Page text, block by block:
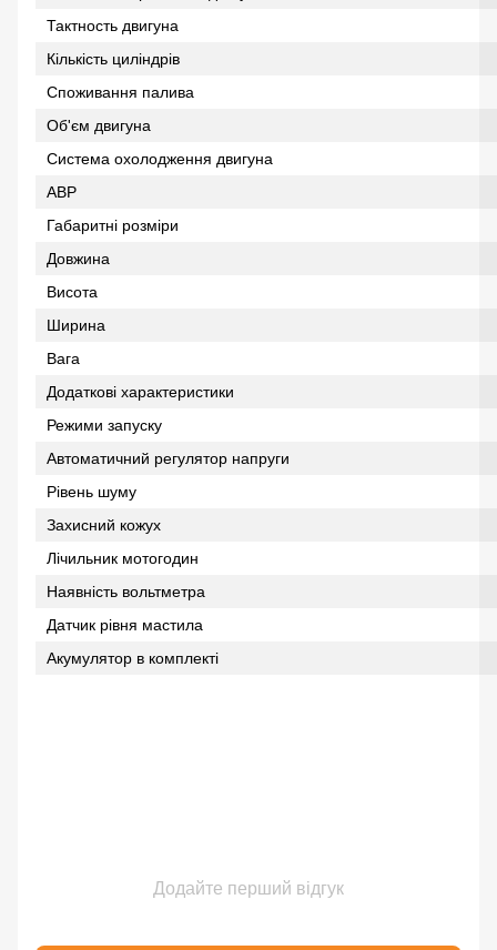
Тактность двигуна
Кількість циліндрів
Споживання палива
Об'єм двигуна
Система охолодження двигуна
АВР
Габаритні розміри
Довжина
Висота
Ширина
Вага
Додаткові характеристики
Режими запуску
Автоматичний регулятор напруги
Рівень шуму
Захисний кожух
Лічильник мотогодин
Наявність вольтметра
Датчик рівня мастила
Акумулятор в комплекті
Додайте перший відгук